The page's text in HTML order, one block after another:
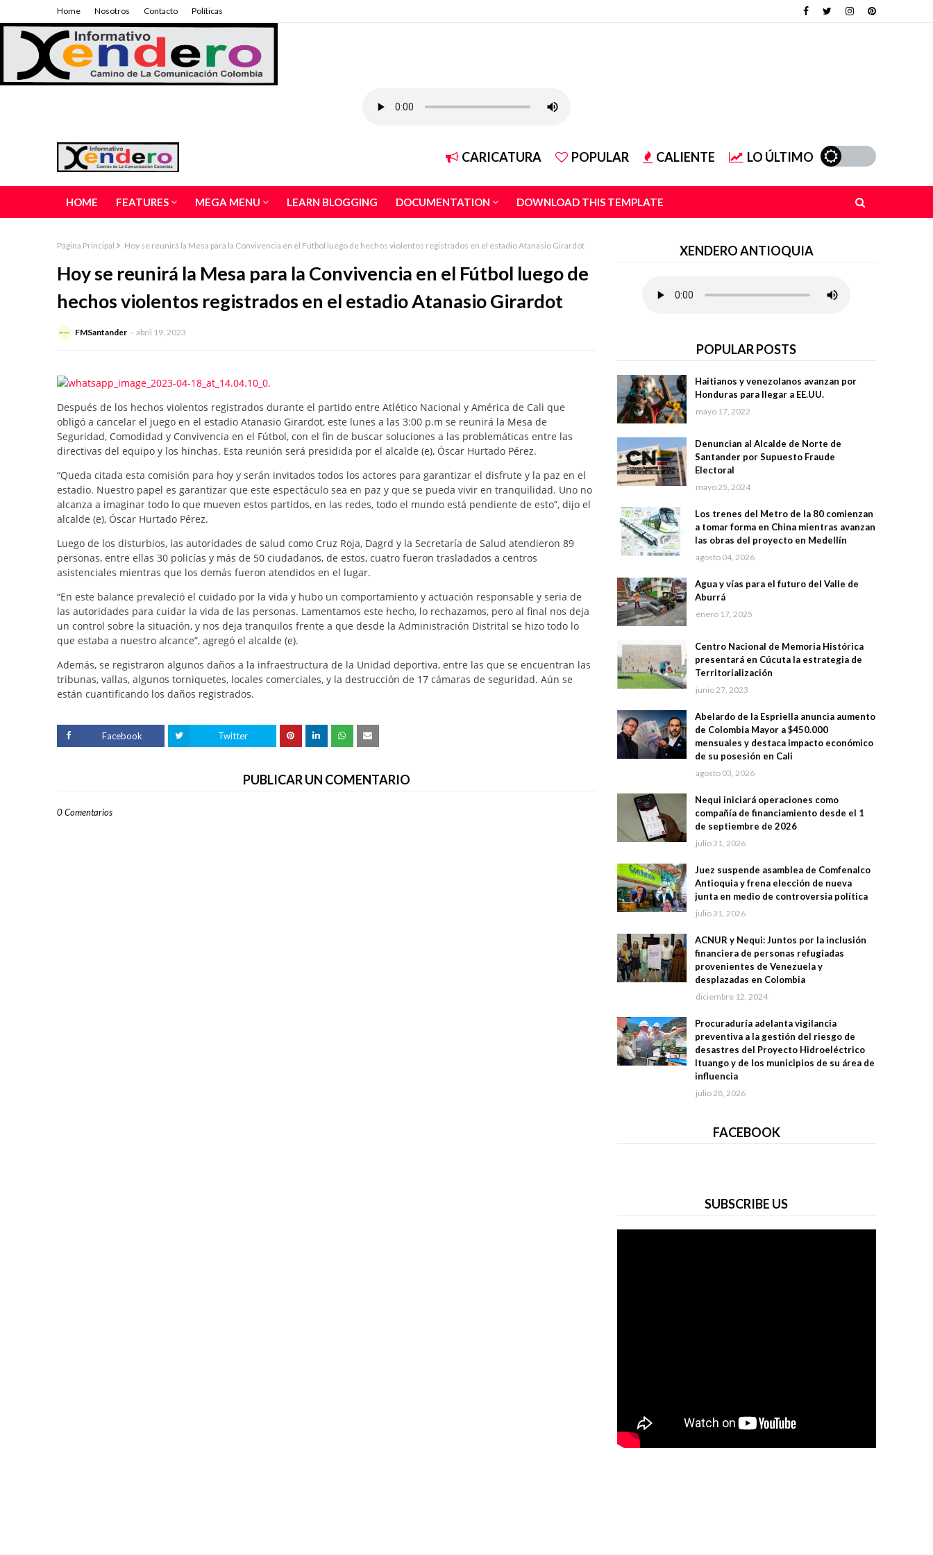
Home Nosotros Contacto Políticas
CARICATURA POPULAR CALIENTE LO ÚLTIMO
HOME FEATURES MEGA MENU LEARN BLOGGING DOCUMENTATION DOWNLOAD THIS TEMPLATE
Página Principal Hoy se reunirá la Mesa para la Convivencia en el Fútbol luego de hechos violentos registrados en el estadio Atanasio Girardot
Hoy se reunirá la Mesa para la Convivencia en el Fútbol luego de
hechos violentos registrados en el estadio Atanasio Girardot
FMSantander abril 19, 2023
Después de los hechos violentos registrados durante el partido entre Atlético Nacional y América de Cali que
obligó a cancelar el juego en el estadio Atanasio Girardot, este lunes a las 3:00 p.m se reunirá la Mesa de
Seguridad, Comodidad y Convivencia en el Fútbol, con el fin de buscar soluciones a las problemáticas entre las
directivas del equipo y los hinchas. Esta reunión será presidida por el alcalde (e), Óscar Hurtado Pérez.
“Queda citada esta comisión para hoy y serán invitados todos los actores para garantizar el disfrute y la paz en el
estadio. Nuestro papel es garantizar que este espectáculo sea en paz y que se pueda vivir en tranquilidad. Uno no
alcanza a imaginar todo lo que mueven estos partidos, en las redes, todo el mundo está pendiente de esto”, dijo el
alcalde (e), Óscar Hurtado Pérez.
Luego de los disturbios, las autoridades de salud como Cruz Roja, Dagrd y la Secretaría de Salud atendieron 89
personas, entre ellas 30 policías y más de 50 ciudadanos, de estos, cuatro fueron trasladados a centros
asistenciales mientras que los demás fueron atendidos en el lugar.
“En este balance prevaleció el cuidado por la vida y hubo un comportamiento y actuación responsable y seria de
las autoridades para cuidar la vida de las personas. Lamentamos este hecho, lo rechazamos, pero al final nos deja
un control sobre la situación, y nos deja tranquilos frente a que desde la Administración Distrital se hizo todo lo
que estaba a nuestro alcance”, agregó el alcalde (e).
Además, se registraron algunos daños a la infraestructura de la Unidad deportiva, entre las que se encuentran las
tribunas, vallas, algunos torniquetes, locales comerciales, y la destrucción de 17 cámaras de seguridad. Aún se
están cuantificando los daños registrados.
Facebook Twitter
PUBLICAR UN COMENTARIO
0 Comentarios
XENDERO ANTIOQUIA
POPULAR POSTS
Haitianos y venezolanos avanzan por
Honduras para llegar a EE.UU.
mayo 17, 2022
Denuncian al Alcalde de Norte de
Santander por Supuesto Fraude
Electoral
mayo 25, 2024
Los trenes del Metro de la 80 comienzan
a tomar forma en China mientras avanzan
las obras del proyecto en Medellín
agosto 04, 2026
Agua y vías para el futuro del Valle de
Aburrá
enero 17, 2025
Centro Nacional de Memoria Histórica
presentará en Cúcuta la estrategia de
Territorialización
junio 27, 2023
Abelardo de la Espriella anuncia aumento
de Colombia Mayor a $450.000
mensuales y destaca impacto económico
de su posesión en Cali
agosto 03, 2026
Nequi iniciará operaciones como
compañía de financiamiento desde el 1
de septiembre de 2026
julio 31, 2026
Juez suspende asamblea de Comfenalco
Antioquia y frena elección de nueva
junta en medio de controversia política
julio 31, 2026
ACNUR y Nequi: Juntos por la inclusión
financiera de personas refugiadas
provenientes de Venezuela y
desplazadas en Colombia
diciembre 12, 2024
Procuraduría adelanta vigilancia
preventiva a la gestión del riesgo de
desastres del Proyecto Hidroeléctrico
Ituango y de los municipios de su área de
influencia
julio 28, 2026
FACEBOOK
SUBSCRIBE US